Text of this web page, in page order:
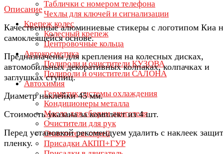
Таблички с номером телефона
Чехлы для ключей и сигнализации
Крепеж колес
Колесный крепеж
Центровочные кольца
Автокосметика
Полироли и очистители КУЗОВА
Полироли и очистители САЛОНА
Автохимия
Герметик системы охлаждения
Кондиционеры металла
Масло для сборки двигателя
Очистители для рук
Очистители спрей
Присадки АКПП+ГУР
Описание
Качественные алюминиевые стикеры с логотипом Киа
самоклеящейся основе.
Предназначены для крепления на колесных дисках,
автомобильных декоративных колпаках, колпачках и
заглушках ступиц.
Диаметр наклейки 45 мм.
Стоимость указана за комплект из 4 шт.
Перед установкой рекомендуем удалить с наклеек
пленку.